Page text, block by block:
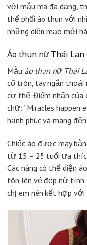
với mẫu mã đa dạng,
thể phối áo thun với
những diện mạo mới
Áo thun nữ Thái Lan
Mẫu áo thun nữ Thái
cổ tròn, tay ngắn thoải
cơ thể. Điểm nhấn của
chữ: “Miracles happen
hạnh phúc và mang
Chiếc áo được may
từ 15 – 25 tuổi ưa
Các nàng có thể diện
tôn lên vẻ đẹp nữ tính.
chị em nên kết hợp với